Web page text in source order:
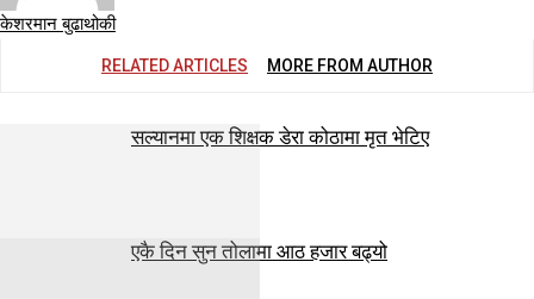
केशरमान बुढाथोकी
RELATED ARTICLES MORE FROM AUTHOR
सल्यानमा एक शिक्षक डेरा कोठामा मृत भेटिए
एकै दिन सुन तोलामा आठ हजार बढ्यो